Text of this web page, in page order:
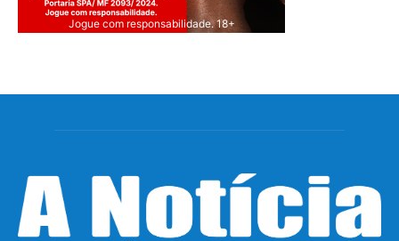
Jogue com responsabilidade. 18+